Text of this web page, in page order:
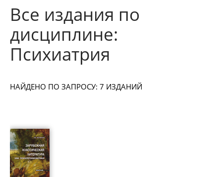
Все издания по
дисциплине:
Психиатрия
НАЙДЕНО ПО ЗАПРОСУ: 7 ИЗДАНИЙ